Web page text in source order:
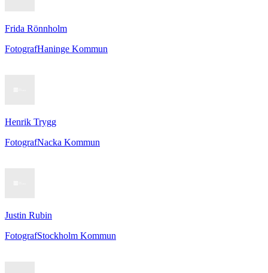
Frida Rönnholm
FotografHaninge Kommun
Henrik Trygg
FotografNacka Kommun
Justin Rubin
FotografStockholm Kommun